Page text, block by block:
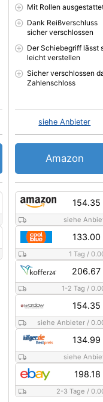
154.35
siehe
133.00
1 Tag /
206.67
1-2 Tag /
154.35
siehe Anbieter /
134.99
siehe
198.18
2-3 Tage /
Mit Rollen
Dank Reißverschluss
sicher verschlossen
Der Schiebegriff lässt
leicht verstellen
Sicher verschlossen
Zahlenschloss
siehe Anbieter
Amazon